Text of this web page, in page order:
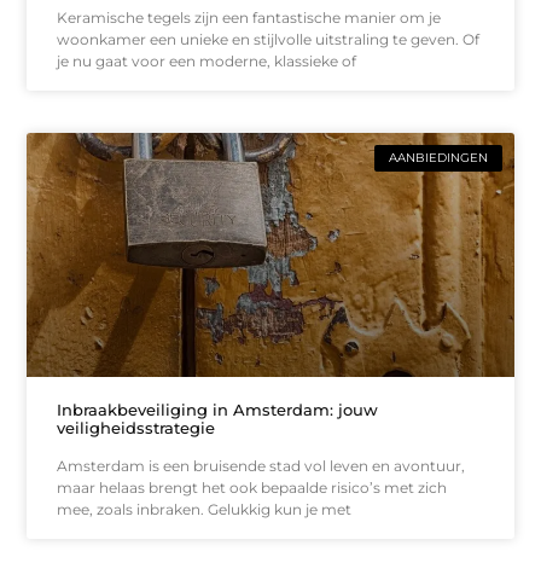
Keramische tegels zijn een fantastische manier om je
woonkamer een unieke en stijlvolle uitstraling te geven. Of
je nu gaat voor een moderne, klassieke of
AANBIEDINGEN
Inbraakbeveiliging in Amsterdam: jouw
veiligheidsstrategie
Amsterdam is een bruisende stad vol leven en avontuur,
maar helaas brengt het ook bepaalde risico’s met zich
mee, zoals inbraken. Gelukkig kun je met